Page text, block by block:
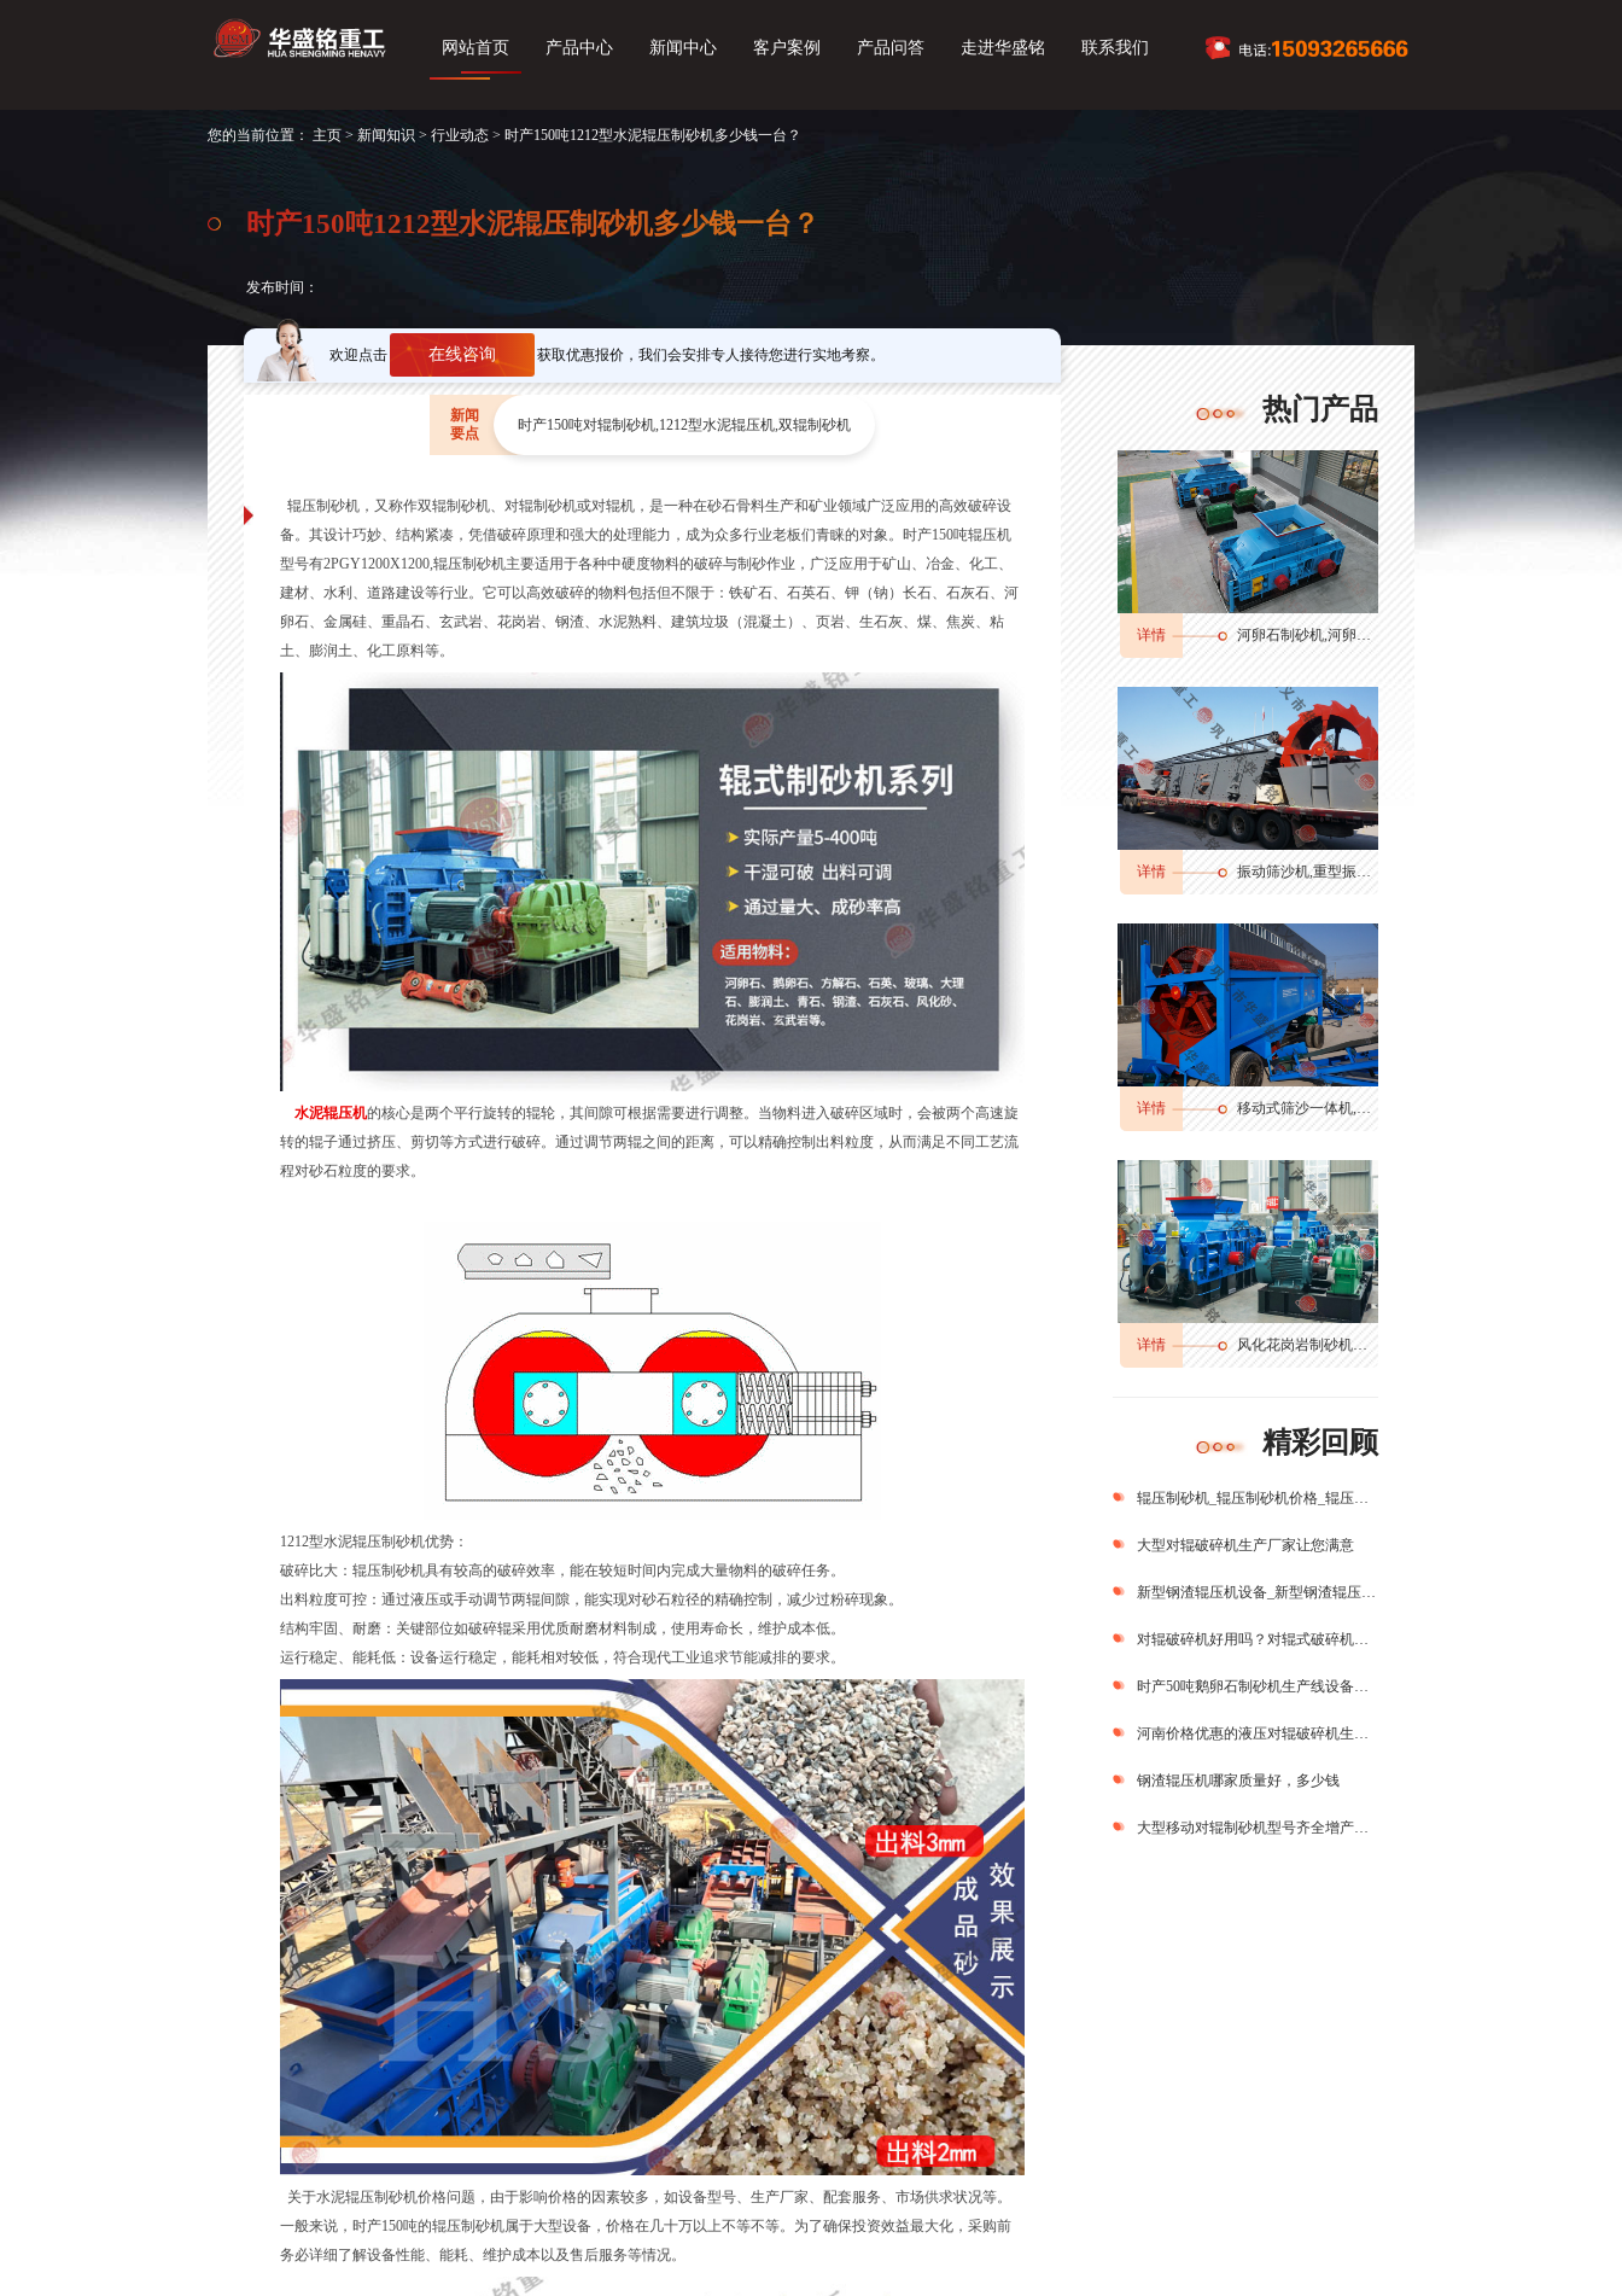
网站首页 产品中心 新闻中心 客户案例 产品问答 走进华盛铭 联系我们
您的当前位置： 主页 > 新闻知识 > 行业动态 > 时产150吨1212型水泥辊压制砂机多少钱一台？
时产150吨1212型水泥辊压制砂机多少钱一台？
发布时间：
欢迎点击 在线咨询 获取优惠报价，我们会安排专人接待您进行实地考察。
新闻
要点
时产150吨对辊制砂机,1212型水泥辊压机,双辊制砂机
辊压制砂机，又称作双辊制砂机、对辊制砂机或对辊机，是一种在砂石骨料生产和矿业领域广泛应用的高效破碎设
备。其设计巧妙、结构紧凑，凭借破碎原理和强大的处理能力，成为众多行业老板们青睐的对象。 时产150吨辊压机
型号有2PGY1200X1200,辊压制砂机主要适用于各种中硬度物料的破碎与制砂作业，广泛应用于矿山、冶金、化工、
建材、水利、道路建设等行业。它可以高效破碎的物料包括但不限于：铁矿石、石英石、钾（钠）长石、石灰石、河
卵石、金属硅、重晶石、玄武岩、花岗岩、钢渣、水泥熟料、建筑垃圾（混凝土）、页岩、生石灰、煤、焦炭、粘
土、膨润土、化工原料等。
水泥辊压机的核心是两个平行旋转的辊轮，其间隙可根据需要进行调整。当物料进入破碎区域时，会被两个高速旋
转的辊子通过挤压、剪切等方式进行破碎。通过调节两辊之间的距离，可以精确控制出料粒度，从而满足不同工艺流
程对砂石粒度的要求。
1212型水泥辊压制砂机优势：
破碎比大：辊压制砂机具有较高的破碎效率，能在较短时间内完成大量物料的破碎任务。
出料粒度可控：通过液压或手动调节两辊间隙，能实现对砂石粒径的精确控制，减少过粉碎现象。
结构牢固、耐磨：关键部位如破碎辊采用优质耐磨材料制成，使用寿命长，维护成本低。
运行稳定、能耗低：设备运行稳定，能耗相对较低，符合现代工业追求节能减排的要求。
关于水泥辊压制砂机价格问题，由于影响价格的因素较多，如设备型号、生产厂家、配套服务、市场供求状况等。
一般来说，时产150吨的辊压制砂机属于大型设备，价格在几十万以上不等不等。为了确保投资效益最大化，采购前
务必详细了解设备性能、能耗、维护成本以及售后服务等情况。
热门产品
详情 河卵石制砂机,河卵石制砂机厂家,河卵石制砂机价格
详情 振动筛沙机,重型振动筛,振动筛分机
详情 移动式筛沙一体机,筛分输送一体机
详情 风化花岗岩制砂机多少钱,花岗岩边角料制砂机,花岗岩制砂机生产视频
精彩回顾
辊压制砂机_辊压制砂机价格_辊压制砂机厂家
大型对辊破碎机生产厂家让您满意
新型钢渣辊压机设备_新型钢渣辊压机生产厂家_新型钢渣辊压机图片
对辊破碎机好用吗？对辊式破碎机多少钱一台
时产50吨鹅卵石制砂机生产线设备配置，厂家直销享优惠
河南价格优惠的液压对辊破碎机生产厂家
钢渣辊压机哪家质量好，多少钱
大型移动对辊制砂机型号齐全增产增质